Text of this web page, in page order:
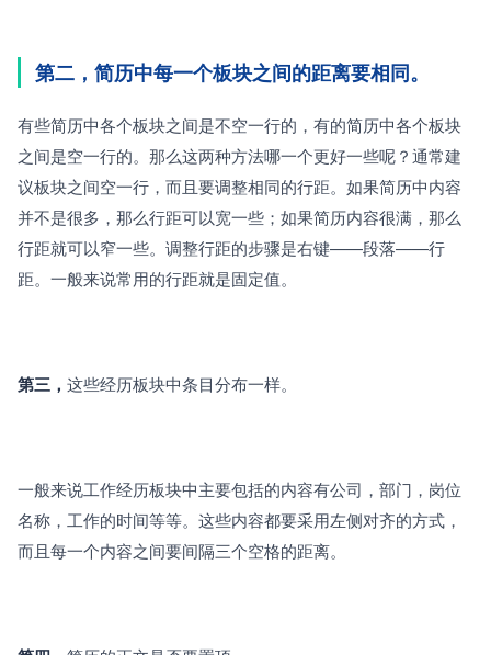
第二，简历中每一个板块之间的距离要相同。
有些简历中各个板块之间是不空一行的，有的简历中各个板块
之间是空一行的。那么这两种方法哪一个更好一些呢？通常建
议板块之间空一行，而且要调整相同的行距。如果简历中内容
并不是很多，那么行距可以宽一些；如果简历内容很满，那么
行距就可以窄一些。调整行距的步骤是右键——段落——行
距。一般来说常用的行距就是固定值。
第三， 这些经历板块中条目分布一样。
一般来说工作经历板块中主要包括的内容有公司，部门，岗位
名称，工作的时间等等。这些内容都要采用左侧对齐的方式，
而且每一个内容之间要间隔三个空格的距离。